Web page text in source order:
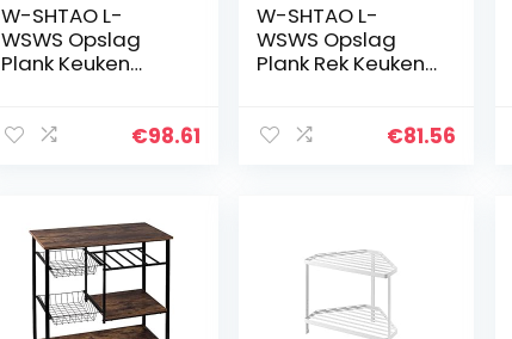
W-SHTAO L-
WSWS Opslag
Plank Keuken
Rack 2-Tier
€98.61
W-SHTAO L-
WSWS Opslag
Plank Rek Keuken
Rack Magnetron
€81.56